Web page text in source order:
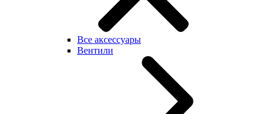
Все аксессуары
Вентили